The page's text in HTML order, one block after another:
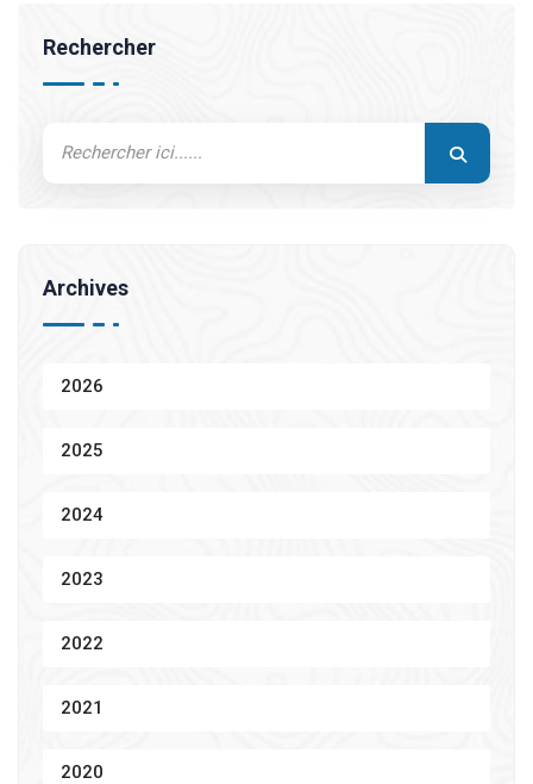
Rechercher
Archives
2026
2025
2024
2023
2022
2021
2020